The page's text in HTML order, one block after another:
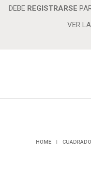
DEBE REGISTRARSE
VER
HOME | CUADRADO